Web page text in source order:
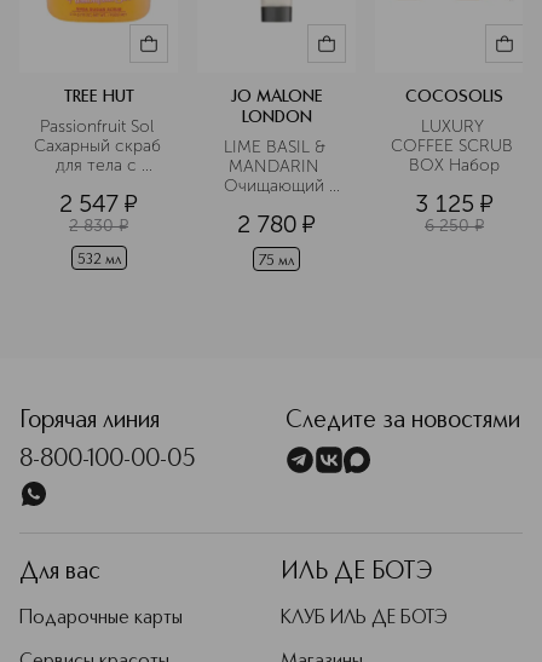
TREE HUT
Passionfruit Sol
Сахарный скраб
для тела с
маракуйи
2 547 ¤
2 830 ¤
532 мл
JO MALONE
LONDON
LIME BASIL &
MANDARIN
Очищающий
дорожном
формате
2 780 ¤
75 мл
COCOSOLIS
LUXURY
COFFEE SCRUB
BOX Набор
3 125 ¤
6 250 ¤
Горячая линия
8-800-100-00-05
Следите за новостями
Для вас
Подарочные карты
ИЛЬ ДЕ БОТЭ
КЛУБ ИЛЬ ДЕ БОТЭ